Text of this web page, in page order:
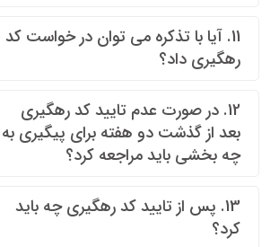
11. آیا با تذکره می توان در خواست کد
رهگیری داد؟
12. در صورت عدم تایید کد رهگیری
بعد از گذشت دو هفته برای پیگیری به
چه بخشی باید مراجعه کرد؟
13. پس از تایید کد رهگیری چه باید
کرد؟